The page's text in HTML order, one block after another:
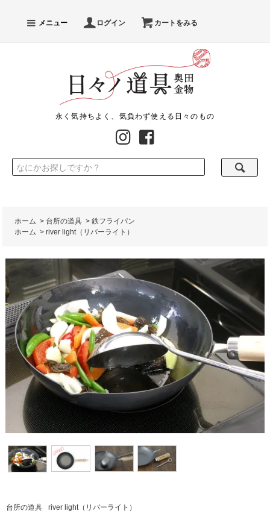
メニュー ログイン カートをみる
永く気持ちよく、気負わず使える日々のもの
ホーム > 台所の道具 >鉄フライパン
ホーム >river light（リバーライト）
台所の道具 river light（リバーライト）